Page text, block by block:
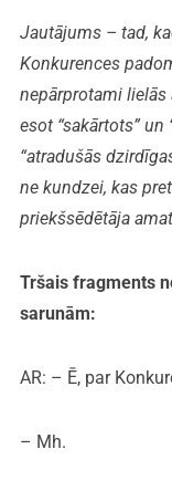
Jautājums – tad,
Konkurences
nepārprotami lielās
esot “sakārtots” un
“atradušās
ne kundzei, kas
priekšsēdētāja
Tršais fragments
sarunām:
AR: – Ē, par
– Mh.